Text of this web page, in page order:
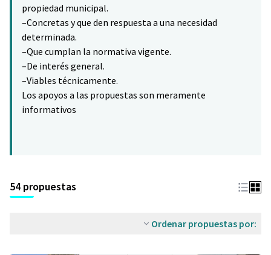
propiedad municipal.
–Concretas y que den respuesta a una necesidad
determinada.
–Que cumplan la normativa vigente.
–De interés general.
–Viables técnicamente.
Los apoyos a las propuestas son meramente
informativos
54 propuestas
Ordenar propuestas por: